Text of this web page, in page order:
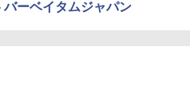
ーベイタムジャパン